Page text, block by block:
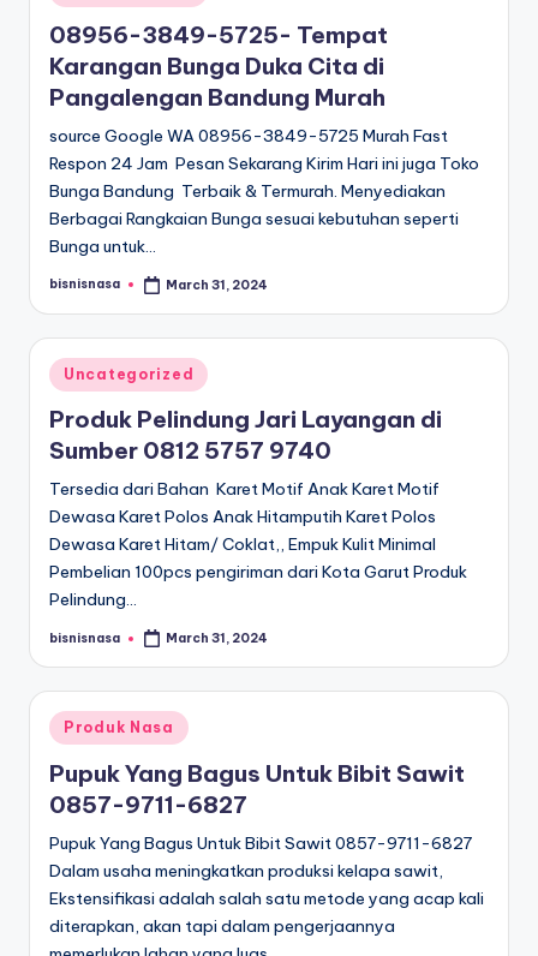
in
08956-3849-5725- Tempat
Karangan Bunga Duka Cita di
Pangalengan Bandung Murah
source Google WA 08956-3849-5725 Murah Fast
Respon 24 Jam Pesan Sekarang Kirim Hari ini juga Toko
Bunga Bandung Terbaik & Termurah. Menyediakan
Berbagai Rangkaian Bunga sesuai kebutuhan seperti
Bunga untuk…
Posted
bisnisnasa March 31, 2024
Posted
in
Uncategorized
Produk Pelindung Jari Layangan di
Sumber 0812 5757 9740
Tersedia dari Bahan Karet Motif Anak Karet Motif
Dewasa Karet Polos Anak Hitamputih Karet Polos
Dewasa Karet Hitam/ Coklat,, Empuk Kulit Minimal
Pembelian 100pcs pengiriman dari Kota Garut Produk
Pelindung…
Posted
bisnisnasa March 31, 2024
Posted
in
Produk Nasa
Pupuk Yang Bagus Untuk Bibit Sawit
0857-9711-6827
Pupuk Yang Bagus Untuk Bibit Sawit 0857-9711-6827
Dalam usaha meningkatkan produksi kelapa sawit,
Ekstensifikasi adalah salah satu metode yang acap kali
diterapkan, akan tapi dalam pengerjaannya